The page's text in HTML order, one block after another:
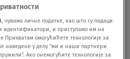
To su informacioni
i organizacija.
brucoše motiviše da
, чувамо личне податке, као што су подаци
идентификатори, и приступамо им на
Прихватам омогућићете технологије за
наведене у делу "ми и наши партнери
Ако онемогућите технологије за